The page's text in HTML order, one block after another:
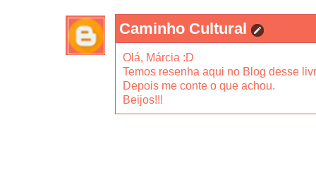
Caminho Cultural
Olá, Márcia :D
Temos resenha aqui no Blog desse
Depois me conte o que achou.
Beijos!!!